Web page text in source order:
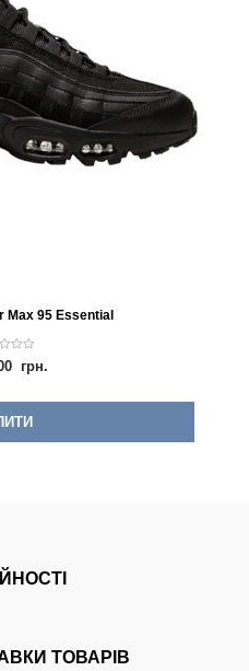
Max 95 Essential
грн.
ТОВАРІВ